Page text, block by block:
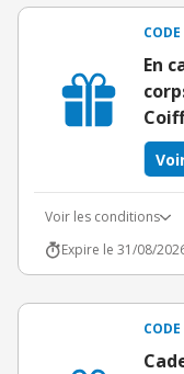
En
Voir les conditions
Expire le 31/08/